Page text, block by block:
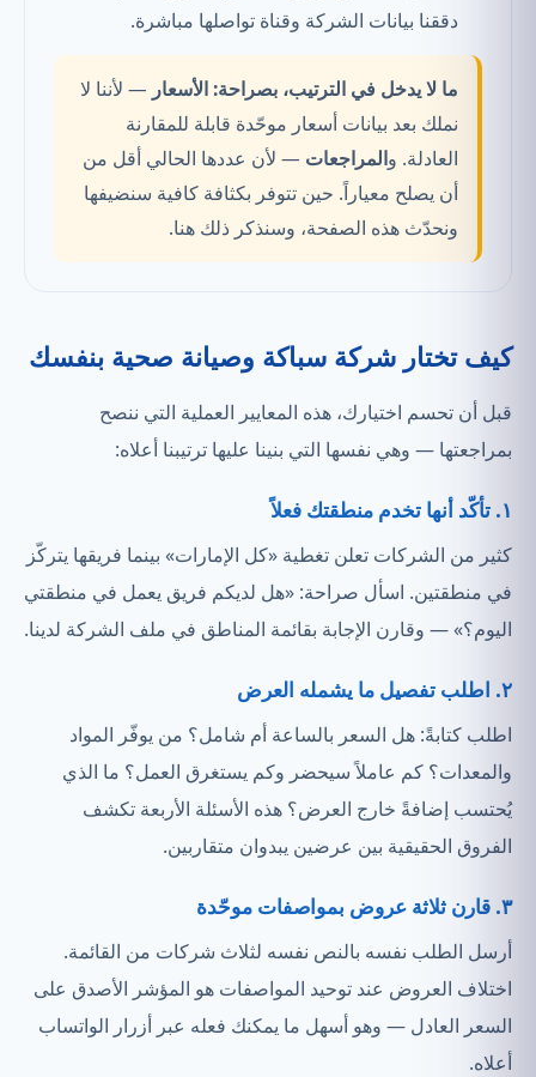
دققنا بيانات الشركة وقناة تواصلها مباشرة.
ما لا يدخل في الترتيب، بصراحة: الأسعار — لأننا لا
نملك بعد بيانات أسعار موحّدة قابلة للمقارنة
العادلة. والمراجعات — لأن عددها الحالي أقل من
أن يصلح معياراً. حين تتوفر بكثافة كافية سنضيفها
ونحدّث هذه الصفحة، وسنذكر ذلك هنا.
كيف تختار شركة سباكة وصيانة صحية بنفسك
قبل أن تحسم اختيارك، هذه المعايير العملية التي ننصح
بمراجعتها — وهي نفسها التي بنينا عليها ترتيبنا أعلاه:
١. تأكّد أنها تخدم منطقتك فعلاً
كثير من الشركات تعلن تغطية «كل الإمارات» بينما فريقها يتركّز
في منطقتين. اسأل صراحة: «هل لديكم فريق يعمل في منطقتي
اليوم؟» — وقارن الإجابة بقائمة المناطق في ملف الشركة لدينا.
٢. اطلب تفصيل ما يشمله العرض
اطلب كتابةً: هل السعر بالساعة أم شامل؟ من يوفّر المواد
والمعدات؟ كم عاملاً سيحضر وكم يستغرق العمل؟ ما الذي
يُحتسب إضافةً خارج العرض؟ هذه الأسئلة الأربعة تكشف
الفروق الحقيقية بين عرضين يبدوان متقاربين.
٣. قارن ثلاثة عروض بمواصفات موحّدة
أرسل الطلب نفسه بالنص نفسه لثلاث شركات من القائمة.
اختلاف العروض عند توحيد المواصفات هو المؤشر الأصدق على
السعر العادل — وهو أسهل ما يمكنك فعله عبر أزرار الواتساب
أعلاه.